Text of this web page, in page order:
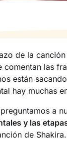
de la
comentan las
están
hay muchas
a
y las
de